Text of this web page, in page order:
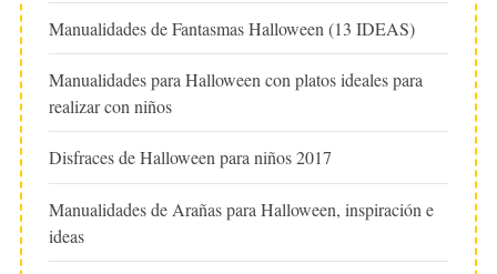
Manualidades de Fantasmas Halloween (13 IDEAS)
Manualidades para Halloween con platos ideales para
realizar con niños
Disfraces de Halloween para niños 2017
Manualidades de Arañas para Halloween, inspiración e
ideas